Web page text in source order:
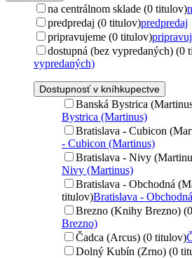
na centrálnom sklade (0 titulov)
predpredaj (0 titulov)predpredaj
pripravujeme (0 titulov)
dostupná (bez vypredaných) (0
vypredaných)
Dostupnosť v kníhkupectve
Banská Bystrica
Bystrica (Martinus)
Bratislava - Cubicon
- Cubicon (Martinus)
Bratislava - Nivy
Nivy (Martinus)
Bratislava - Obchodná
titulov)Bratislava -
Brezno (Knihy Brezno)
Brezno)
Čadca (Arcus) (0 titulov)
Dolný Kubín (Zrno) (0